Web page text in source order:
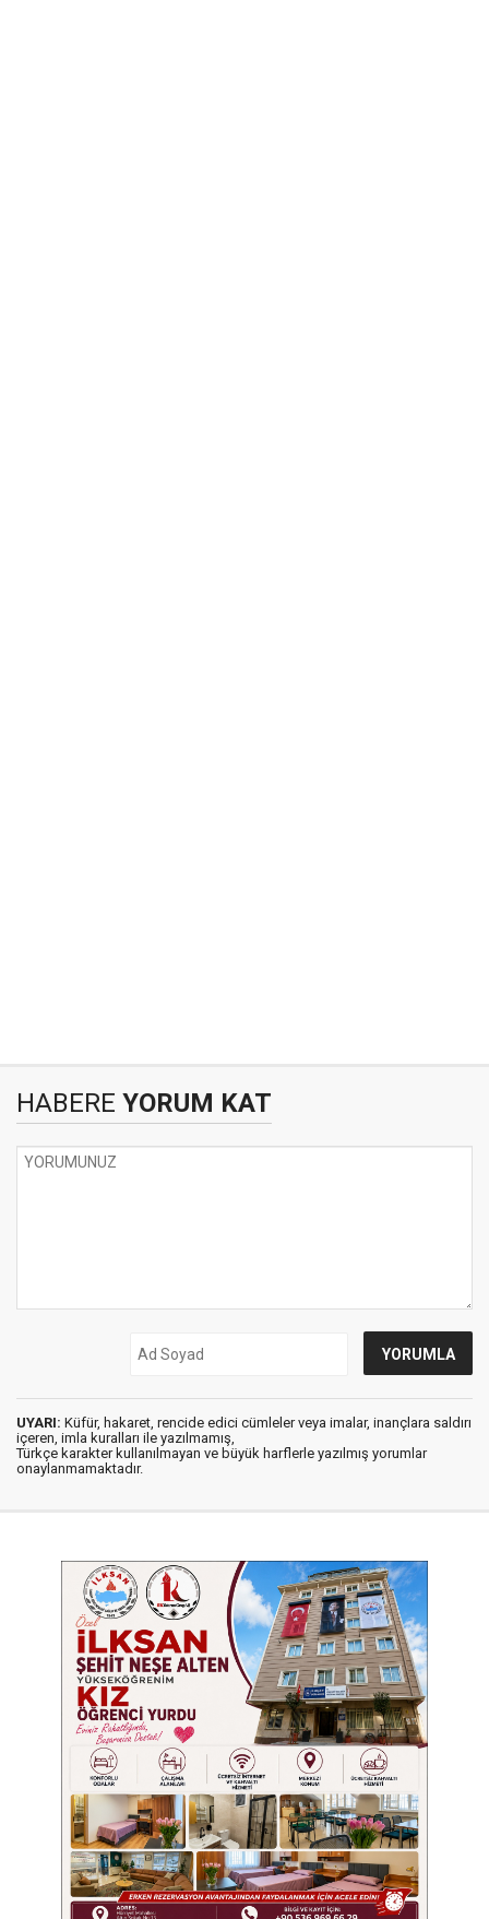
HABERE YORUM KAT
UYARI: Küfür, hakaret, rencide edici cümleler veya imalar, inançlara saldırı
içeren, imla kuralları ile yazılmamış,
Türkçe karakter kullanılmayan ve büyük harflerle yazılmış yorumlar
onaylanmamaktadır.